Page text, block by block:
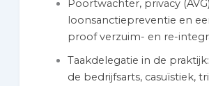
Poortwachter, privacy
loonsanctiepreventie en
proof verzuim- en re-
Taakdelegatie in de
de bedrijfsarts, casuïstiek,